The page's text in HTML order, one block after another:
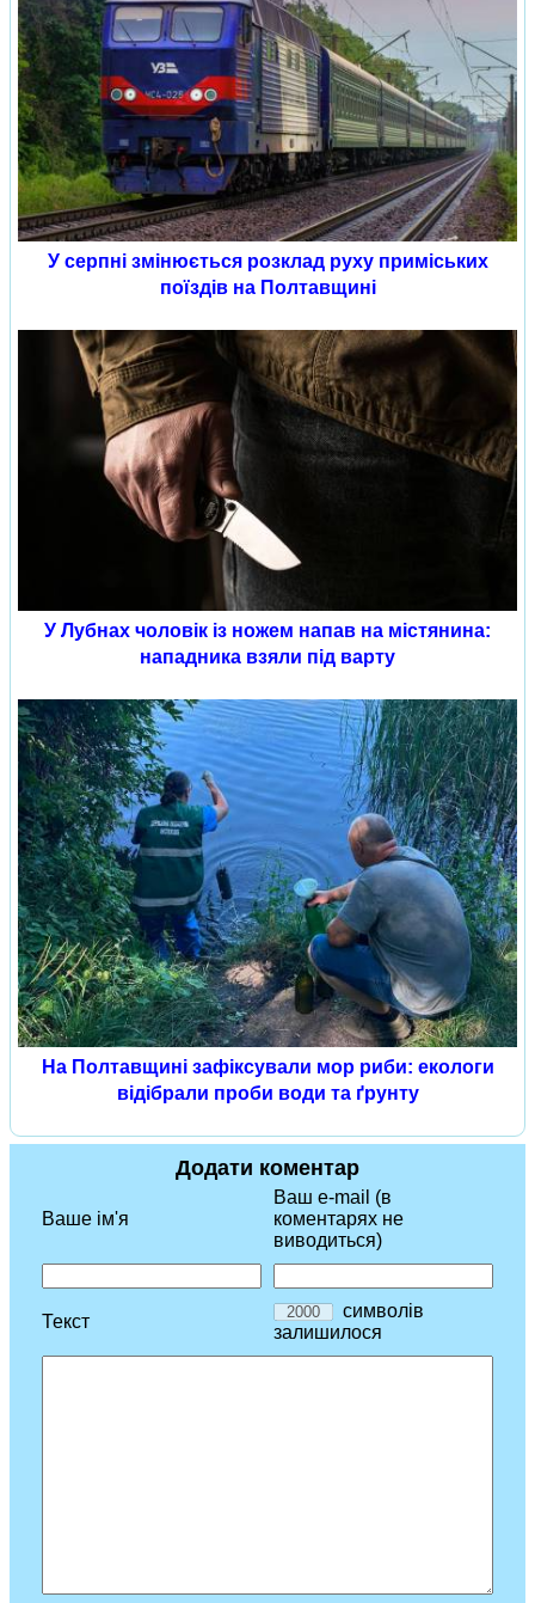
У серпні змінюється розклад руху приміських
поїздів на Полтавщині
У Лубнах чоловік із ножем напав на містянина:
нападника взяли під варту
На Полтавщині зафіксували мор риби: екологи
відібрали проби води та ґрунту
Додати коментар
Ваше ім'я
Ваш e-mail (в
коментарях не
виводиться)
Текст
символів
залишилося